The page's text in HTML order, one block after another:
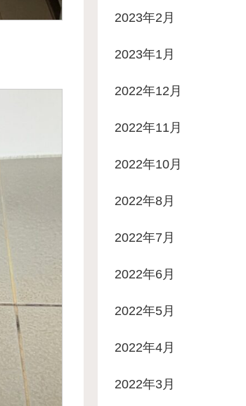
2023年2月
2023年1月
2022年12月
2022年11月
2022年10月
2022年8月
2022年7月
2022年6月
2022年5月
2022年4月
2022年3月